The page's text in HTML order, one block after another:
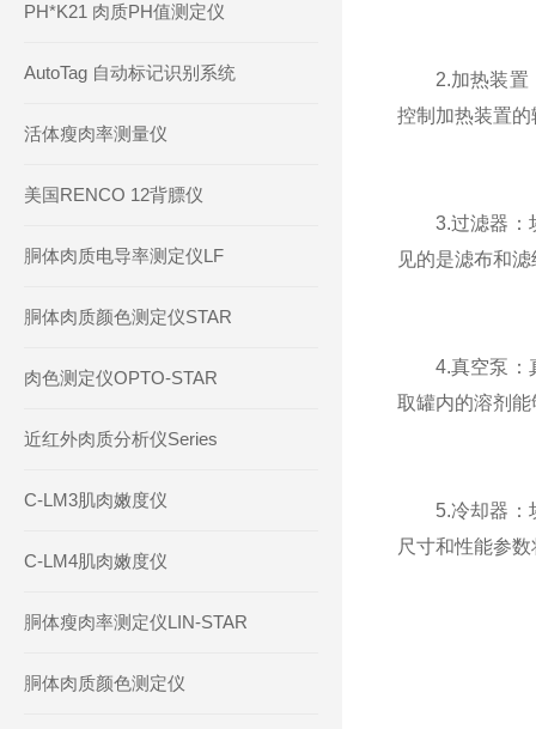
PH*K21 肉质PH值测定仪
AutoTag 自动标记识别系统
活体瘦肉率测量仪
美国RENCO 12背膘仪
胴体肉质电导率测定仪LF
胴体肉质颜色测定仪STAR
肉色测定仪OPTO-STAR
近红外肉质分析仪Series
C-LM3肌肉嫩度仪
C-LM4肌肉嫩度仪
胴体瘦肉率测定仪LIN-STAR
胴体肉质颜色测定仪
2.加热装置：
控制加热装置
3.过滤器：块
见的是滤布和
4.真空泵：真
取罐内的溶剂
5.冷却器：块
尺寸和性能参